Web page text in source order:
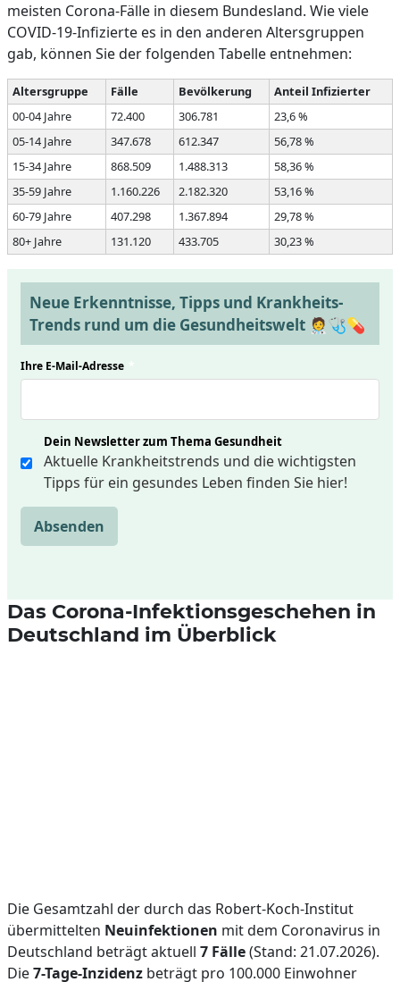
meisten Corona-Fälle in diesem Bundesland. Wie viele
COVID-19-Infizierte es in den anderen Altersgruppen
gab, können Sie der folgenden Tabelle entnehmen:
Altersgruppe Fälle Bevölkerung
Anteil Infizierter
00-04 Jahre
72.400 306.781
23,6 %
05-14 Jahre
347.678 612.347
56,78 %
15-34 Jahre
868.509 1.488.313
58,36 %
35-59 Jahre
1.160.226 2.182.320
53,16 %
60-79 Jahre
407.298 1.367.894
29,78 %
80+ Jahre
131.120 433.705 30,23 %
Neue Erkenntnisse, Tipps und Krankheits-
Trends rund um die Gesundheitswelt 🧑‍⚕️🩺💊
Ihre E-Mail-Adresse
Dein Newsletter zum Thema Gesundheit
Aktuelle Krankheitstrends und die wichtigsten
Tipps für ein gesundes Leben finden Sie hier!
Absenden
Das Corona-Infektionsgeschehen in
Deutschland im Überblick
Die Gesamtzahl der durch das Robert-Koch-Institut
übermittelten Neuinfektionen mit dem Coronavirus in
Deutschland beträgt aktuell 7 Fälle(Stand: 21.07.2026).
Die7-Tage-Inzidenz beträgt pro 100.000 Einwohner